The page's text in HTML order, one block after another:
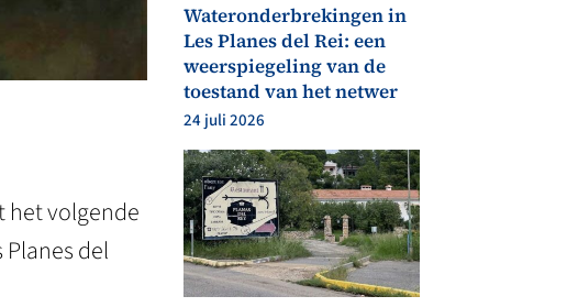
het volgende
del
Wateronderbrekingen in
Les Planes del Rei: een
weerspiegeling van de
toestand van het netwer
24 juli 2026